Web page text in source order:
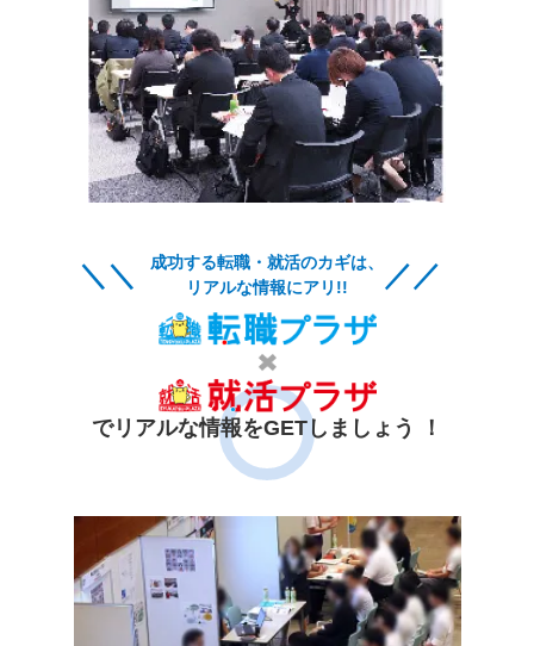
成功する転職・就活のカギは、
リアルな情報にアリ!!
でリアルな情報をGETしましょう ！